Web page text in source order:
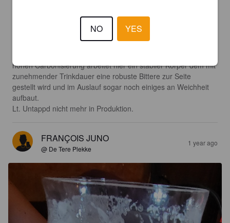
etwas Litchi und Stachelbeere. Es könnte auch noch Aprikose
eine kleine Rolle spielen.
Auch der Antrunk beginnt sehr herb und bringt außer der
hohen Carbonisierung arbeitet hier ein stabiler Körper dem mit
zunehmender Trinkdauer eine robuste Bittere zur Seite
gestellt wird und im Auslauf sogar noch einiges an Weichheit
aufbaut.
Lt. Untappd nicht mehr in Produktion.
FRANÇOIS JUNO
@ De Tere Plekke
1 year ago
NO YES